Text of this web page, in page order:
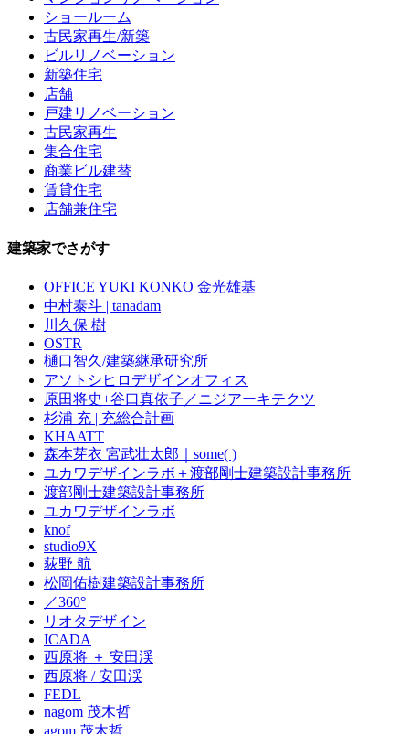
ショールーム
古民家再生/新築
ビルリノベーション
新築住宅
店舗
戸建リノベーション
古民家再生
集合住宅
商業ビル建替
賃貸住宅
店舗兼住宅
建築家でさがす
OFFICE YUKI KONKO 金光雄基
中村泰斗 | tanadam
川久保 樹
OSTR
樋口智久/建築継承研究所
アソトシヒロデザインオフィス
原田将史+谷口真依子／ニジアーキテクツ
杉浦 充 | 充総合計画
KHAATT
森本芽衣 宮武壮太郎｜some( )
ユカワデザインラボ＋渡部剛士建築設計事務所
渡部剛士建築設計事務所
ユカワデザインラボ
knof
studio9X
荻野 航
松岡佑樹建築設計事務所
／360°
リオタデザイン
ICADA
西原将 ＋ 安田渓
西原将 / 安田渓
FEDL
nagom 茂木哲
agom 茂木哲